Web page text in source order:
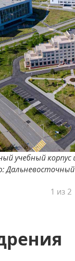
учебный корпус
1 из 2